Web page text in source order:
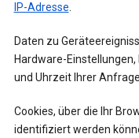
IP-Adresse.
Daten zu
Hardware-
und Uhrzeit Ihrer
Cookies, über die Ihr
identifiziert werden